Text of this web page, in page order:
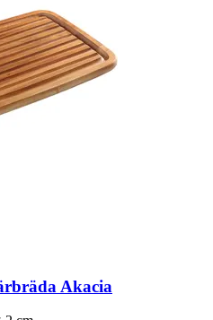
Akacia